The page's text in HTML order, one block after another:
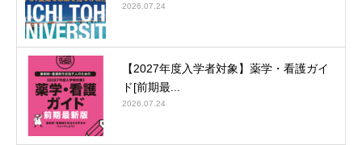
2026.07.24
【2027年度入学者対象】薬学・看護ガイ
ド[前期最...
2026.07.24